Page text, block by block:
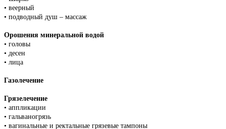
• веерный
• подводный душ – массаж
Орошения минеральной водой
• головы
• десен
• лица
Газолечение
Грязелечение
• аппликации
• гальваногрязь
• вагинальные и ректальные грязевые тампоны